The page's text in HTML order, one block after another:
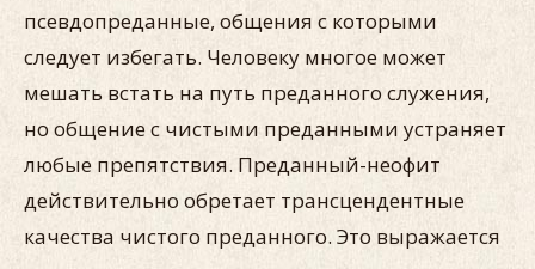
псевдопреданные, общения с которыми
следует избегать. Человеку многое может
мешать встать на путь преданного служения,
но общение с чистыми преданными устраняет
любые препятствия. Преданный-неофит
действительно обретает трансцендентные
качества чистого преданного. Это выражается